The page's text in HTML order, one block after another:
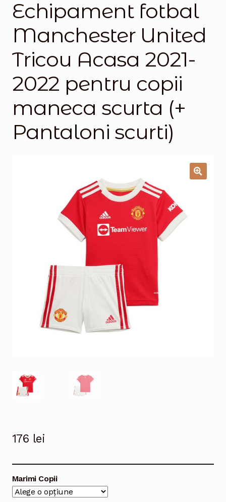
Magazinul
Echipament fotbal
Manchester United
Tricou Acasa 2021-
2022 pentru copii
maneca scurta (+
Pantaloni scurti)
176 lei
Marimi Copii